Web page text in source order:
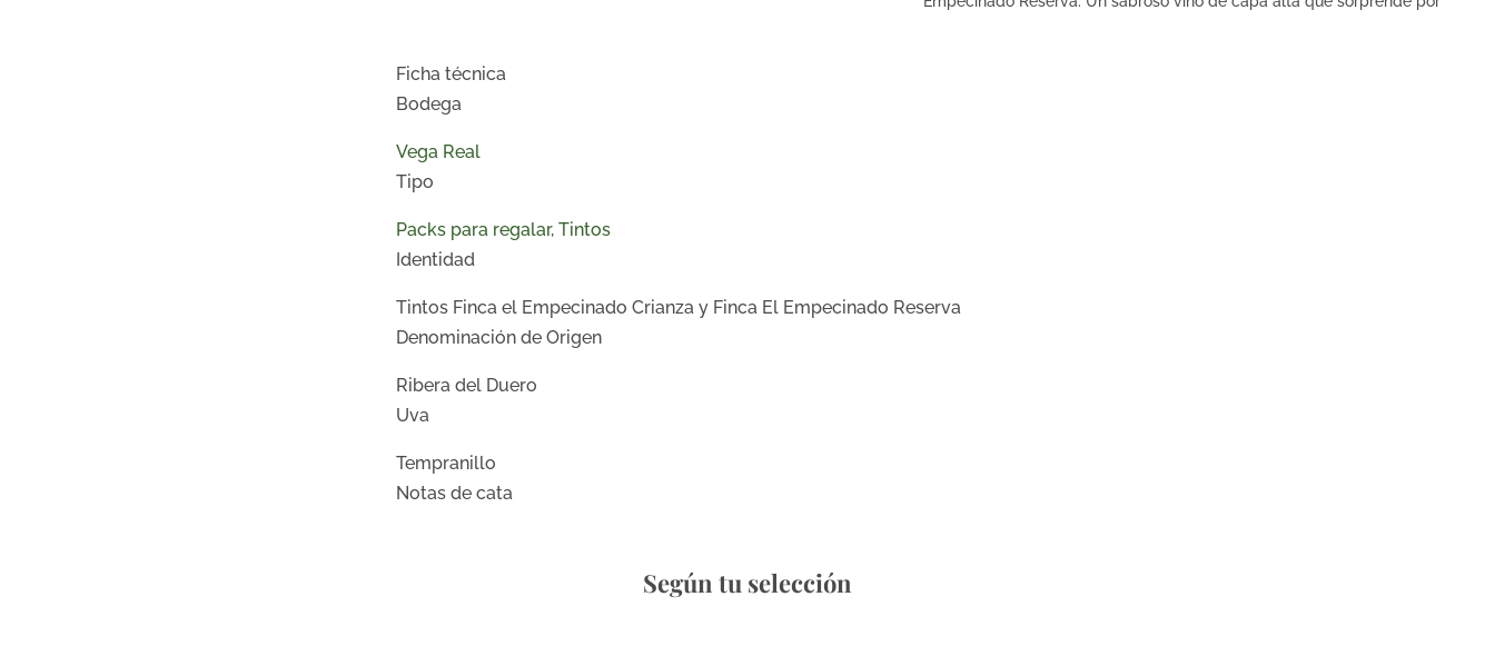
Ficha técnica
Bodega
Vega Real
Tipo
Packs para regalar,Tintos
Identidad
Tintos Finca el Empecinado Crianza y Finca El Empecinado Reserva
Denominación de Origen
Ribera del Duero
Uva
Tempranillo
Notas de cata
Según tu selección